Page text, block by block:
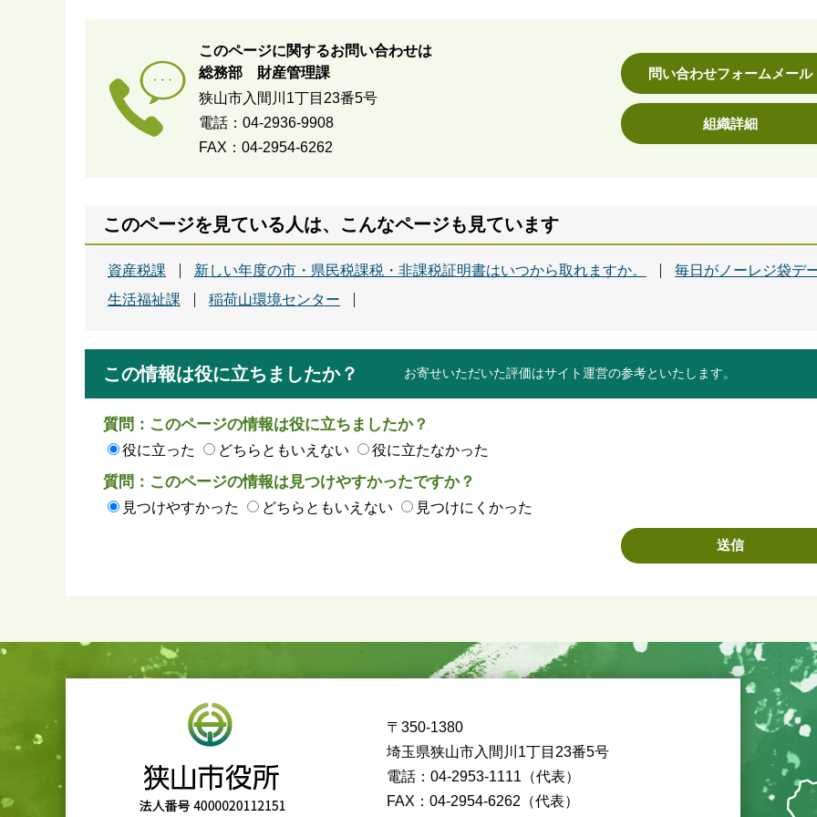
このページに関するお問い合わせは
総務部 財産管理課
狭山市入間川1丁目23番5号
電話：04-2936-9908
FAX：04-2954-6262
問い合わせフォームメール
組織詳細
このページを見ている人は、こんなページも見ています
資産税課 新しい年度の市・県民税課税・非課税証明書はいつから取れますか。
毎日がノーレジ袋デ
生活福祉課
稲荷山環境センター
この情報は役に立ちましたか？ お寄せいただいた評価はサイト運営の参考といたします。
質問：このページの情報は役に立ちましたか？
役に立った どちらともいえない 役に立たなかった
質問：このページの情報は見つけやすかったですか？
見つけやすかった どちらともいえない 見つけにくかった
〒350-1380
埼玉県狭山市入間川1丁目23番5号
電話：04-2953-1111（代表）
FAX：04-2954-6262（代表）